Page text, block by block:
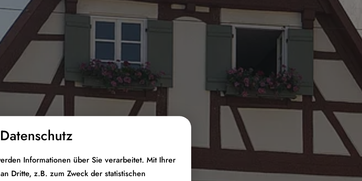
Informationen über Sie verarbeitet. Mit Ihrer
Dritte, z.B. zum Zweck der statistischen